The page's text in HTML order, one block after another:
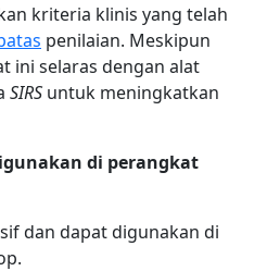
kriteria klinis yang telah
penilaian. Meskipun
ini selaras dengan alat
SIRS untuk meningkatkan
di perangkat
dan dapat digunakan di